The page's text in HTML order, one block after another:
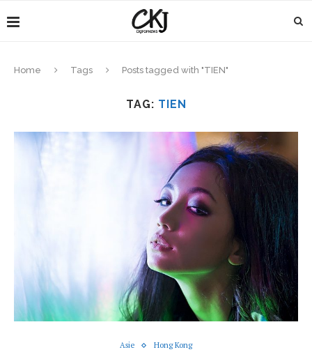
Home Tags Posts tagged with "TIEN"
TAG: TIEN
Asie Hong Kong